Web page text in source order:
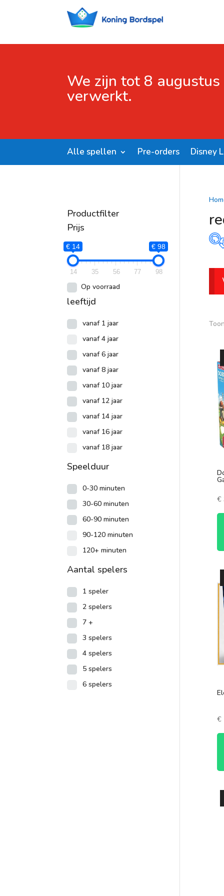
We zijn tot 8
verwerkt.
Alle spellen Pre-orders Disney
€
€
Productfilter
Prijs
€ 14 € 98
14 35 56 77 98
Op voorraad
leeftijd
vanaf 1 jaar
vanaf 4 jaar
vanaf 6 jaar
vanaf 8 jaar
vanaf 10 jaar
vanaf 12 jaar
vanaf 14 jaar
vanaf 16 jaar
vanaf 18 jaar
Speelduur
0-30 minuten
30-60 minuten
60-90 minuten
90-120 minuten
120+ minuten
Aantal spelers
1 speler
2 spelers
7 +
3 spelers
4 spelers
5 spelers
6 spelers